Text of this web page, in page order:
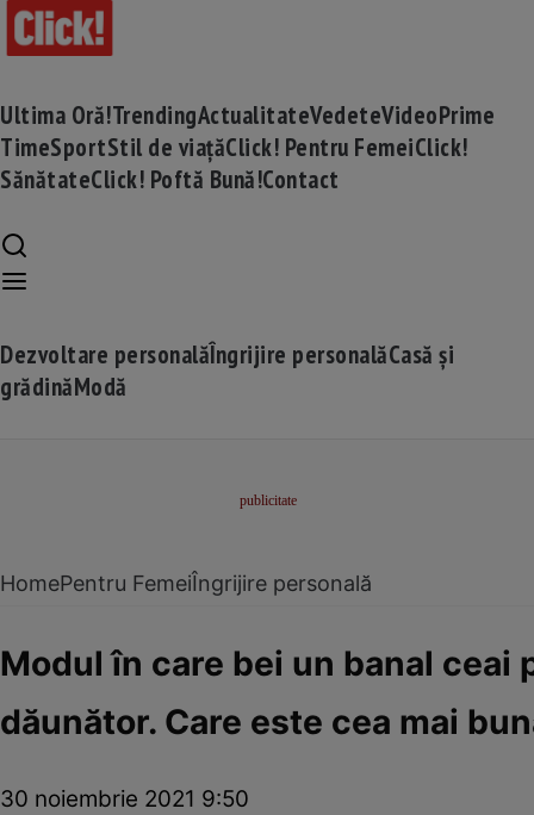
Ultima Oră!TrendingActualitateVedeteVideoPrime
TimeSportStil de viațăClick! Pentru FemeiClick!
SănătateClick! Poftă Bună!Contact
Dezvoltare personalăÎngrijire personalăCasă și
grădinăModă
HomePentru FemeiÎngrijire personală
Modul în care bei un banal ceai
dăunător. Care este cea mai
30 noiembrie 2021 9:50